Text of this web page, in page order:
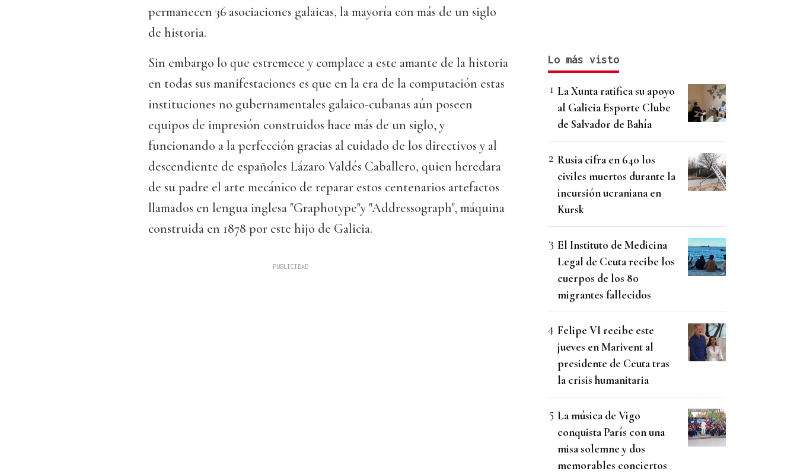
permanecen 36 asociaciones galaicas, la mayoría con más de un siglo
de historia.
Sin embargo lo que estremece y complace a este amante de la historia
en todas sus manifestaciones es que en la era de la computación estas
instituciones no gubernamentales galaico-cubanas aún poseen
equipos de impresión construidos hace más de un siglo, y
funcionando a la perfección gracias al cuidado de los directivos y al
descendiente de españoles Lázaro Valdés Caballero, quien heredara
de su padre el arte mecánico de reparar estos centenarios artefactos
llamados en lengua inglesa "Graphotype"y "Addressograph", máquina
construida en 1878 por este hijo de Galicia.
Lo más visto
La Xunta ratifica su apoyo
al Galicia Esporte Clube
de Salvador de Bahía
Rusia cifra en 640 los
civiles muertos durante la
incursión ucraniana en
Kursk
El Instituto de Medicina
Legal de Ceuta recibe los
cuerpos de los 80
migrantes fallecidos
Felipe VI recibe este
jueves en Marivent al
presidente de Ceuta tras
la crisis humanitaria
La música de Vigo
conquista París con una
misa solemne y dos
memorables conciertos